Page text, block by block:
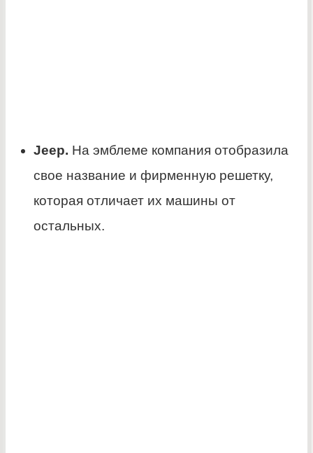
Jeep. На эмблеме компания отобразила
свое название и фирменную решетку,
которая отличает их машины от
остальных.